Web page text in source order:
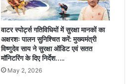
वाटर स्पोर्ट्स गतिविधियों में सुरक्षा मानकों का
अक्षरशः पालन सुनिश्चित करें: मुख्यमंत्री
विष्णुदेव साय ने सुरक्षा ऑडिट एवं सतत
मॉनिटरिंग के दिए निर्देश…..
May 2, 2026